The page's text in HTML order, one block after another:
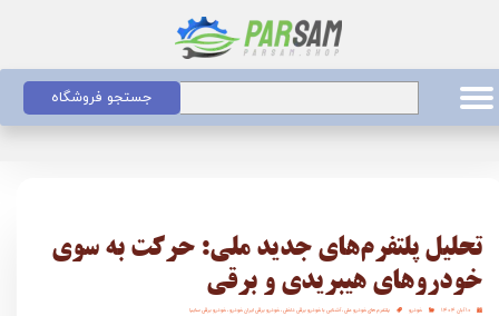
جستجو فروشگاه
تحلیل پلتفرم‌های جدید ملی: حرکت به سوی
خودروهای هیبریدی و برقی
۱۰ آبان ۱۴۰۴ خودرو پلتفرم های خودرو ملی،آشنایی با خودرو برقی داخلی،خودرو برقی ایران خودرو،خودرو برقی سایپا